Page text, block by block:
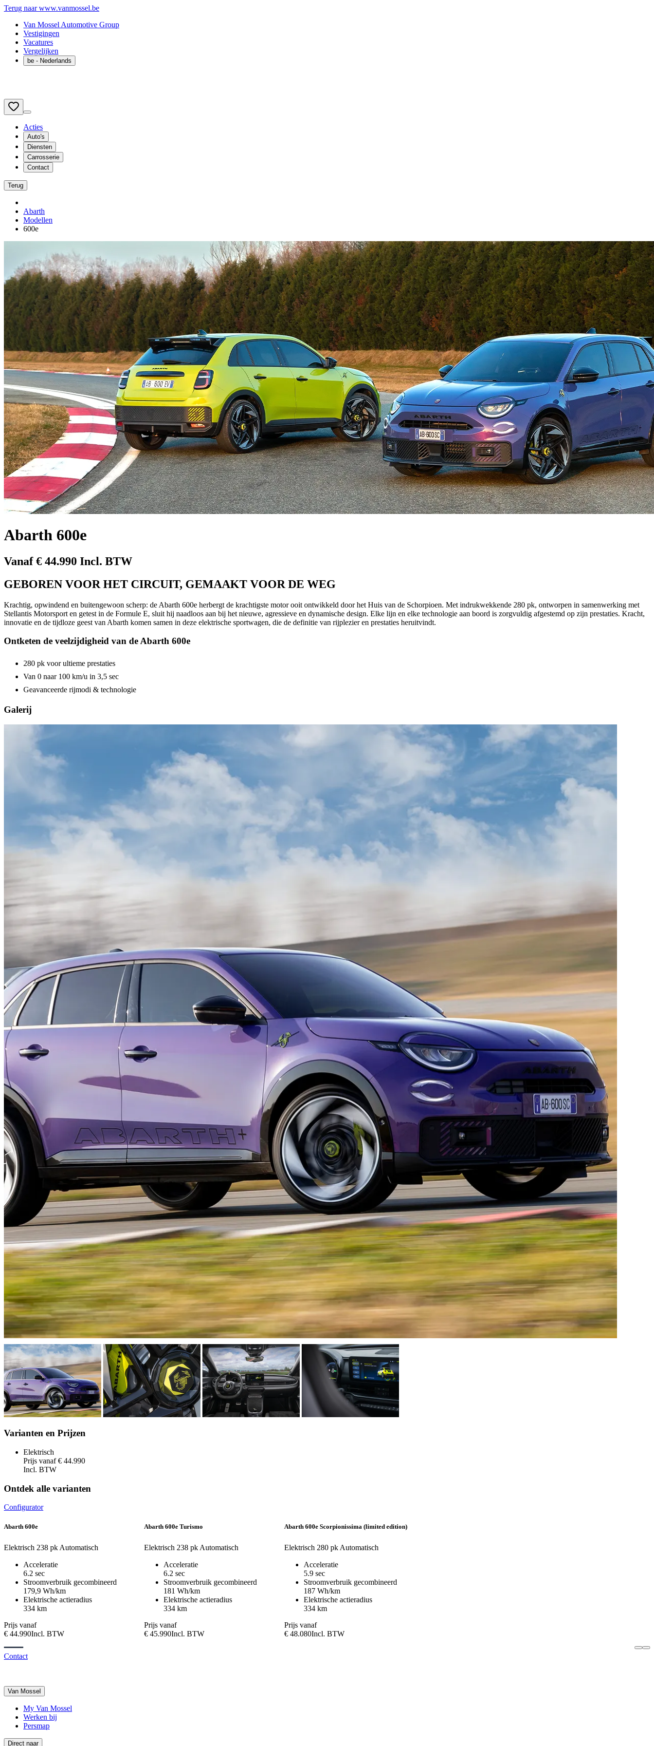
Terug naar www.vanmossel.be
Van Mossel Automotive Group
Vestigingen
Vacatures
Vergelijken
be - Nederlands
Acties
Auto's
Diensten
Carrosserie
Contact
Terug
Abarth
Modellen
600e
Abarth 600e
Vanaf € 44.990 Incl. BTW
GEBOREN VOOR HET CIRCUIT, GEMAAKT VOOR DE WEG
Krachtig, opwindend en buitengewoon scherp: de Abarth 600e herbergt de krachtigste motor ooit ontwikkeld door het Huis van de Schorpioen. Met indrukwekkende 280 pk, ontworpen in samenwerking met
Stellantis Motorsport en getest in de Formule E, sluit hij naadloos aan bij het nieuwe, agressieve en dynamische design. Elke lijn en elke technologie aan boord is zorgvuldig afgestemd op zijn prestaties. Kracht,
innovatie en de tijdloze geest van Abarth komen samen in deze elektrische sportwagen, die de definitie van rijplezier en prestaties heruitvindt.
Ontketen de veelzijdigheid van de Abarth 600e
280 pk voor ultieme prestaties
Van 0 naar 100 km/u in 3,5 sec
Geavanceerde rijmodi & technologie
Galerij
Varianten en Prijzen
Elektrisch
Prijs vanaf € 44.990
Incl. BTW
Ontdek alle varianten
Configurator
Abarth 600e
Elektrisch 238 pk Automatisch
Acceleratie
6.2 sec
Stroomverbruik gecombineerd
179,9 Wh/km
Elektrische actieradius
334 km
Prijs vanaf
€ 44.990Incl. BTW
Abarth 600e Turismo
Elektrisch 238 pk Automatisch
Acceleratie
6.2 sec
Stroomverbruik gecombineerd
181 Wh/km
Elektrische actieradius
334 km
Prijs vanaf
€ 45.990Incl. BTW
Abarth 600e Scorpionissima (limited edition)
Elektrisch 280 pk Automatisch
Acceleratie
5.9 sec
Stroomverbruik gecombineerd
187 Wh/km
Elektrische actieradius
334 km
Prijs vanaf
€ 48.080Incl. BTW
Contact
Van Mossel
My Van Mossel
Werken bij
Persmap
Direct naar